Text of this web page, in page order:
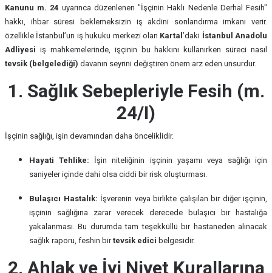
Kanunu m. 24 uyarınca düzenlenen "İşçinin Haklı Nedenle Derhal Fesih"
hakkı, ihbar süresi beklemeksizin iş akdini sonlandırma imkanı verir.
özellikle İstanbul’un iş hukuku merkezi olan Kartal’daki İstanbul Anadolu
Adliyesi iş mahkemelerinde, işçinin bu hakkını kullanırken süreci nasıl
tevsik (belgelediği) davanın seyrini değiştiren önem arz eden unsurdur.
1. Sağlık Sebepleriyle Fesih (m.
24/I)
İşçinin sağlığı, işin devamından daha önceliklidir.
Hayati Tehlike: İşin niteliğinin işçinin yaşamı veya sağlığı için
saniyeler içinde dahi olsa ciddi bir risk oluşturması.
Bulaşıcı Hastalık: İşverenin veya birlikte çalışılan bir diğer işçinin,
işçinin sağlığına zarar verecek derecede bulaşıcı bir hastalığa
yakalanması. Bu durumda tam teşekküllü bir hastaneden alınacak
sağlık raporu, feshin birtevsik edici belgesidir.
2. Ahlak ve İyi Niyet Kurallarına